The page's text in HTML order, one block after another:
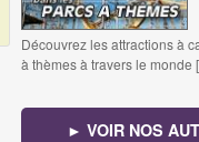
Découvrez les attractions à
à thèmes à travers le monde
► VOIR NOS